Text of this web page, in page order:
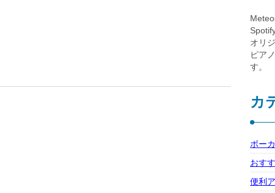
オリ
ピア
す。
カ
ボー
おす
便利